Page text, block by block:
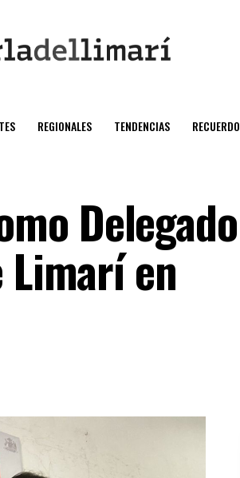
REGIONALES TENDENCIAS RECUERDO
Delegado
en